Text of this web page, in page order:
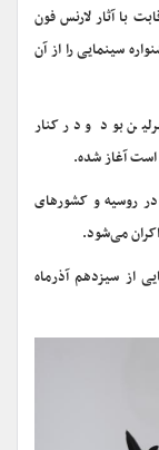
با آثار لارنس فون
سینمایی را از آن
بود و در کنار
است آغاز شده.
هفتمین فیلم سینمایی حقیقی از اردیبهشت ماه ۱۳۹۷ در روسیه و کشورهای
می‌شود.
از سیزدهم آذرماه